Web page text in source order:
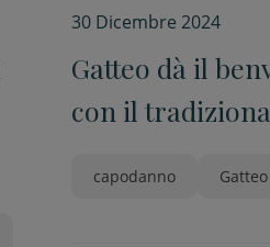
30 Dicembre 2024
Gatteo dà il
con il
capodanno Gatteo